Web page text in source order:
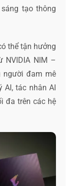
tạo thông
thể tận hưởng
NVIDIA NIM –
người đam mê
AI, tác nhân AI
đa trên các hệ